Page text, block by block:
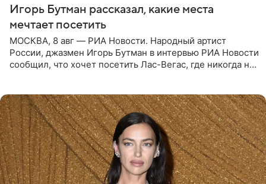
Игорь Бутман рассказал, какие места
мечтает посетить
МОСКВА, 8 авг — РИА Новости. Народный артист
России, джазмен Игорь Бутман в интервью РИА Новости
сообщил, что хочет посетить Лас-Вегас, где никогда не